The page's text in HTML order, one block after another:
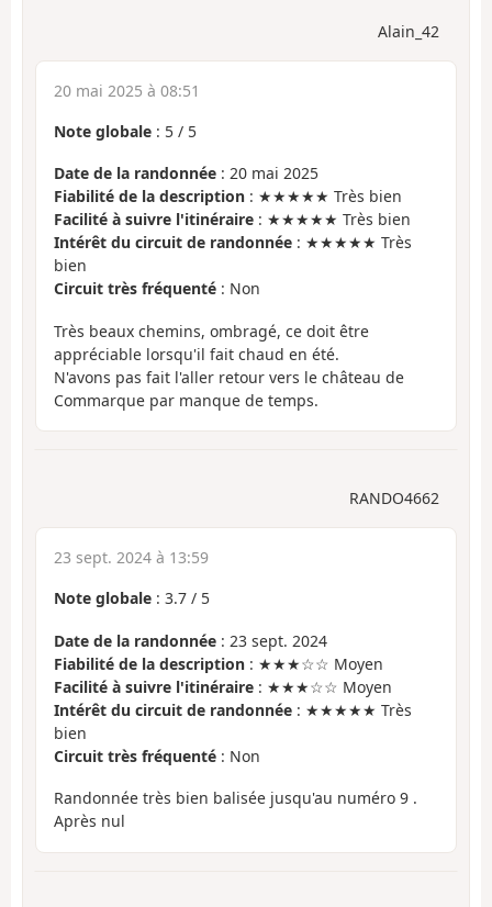
Alain_42
20 mai 2025 à 08:51
Note globale : 5 / 5
Date de la randonnée : 20 mai 2025
Fiabilité de la description : ★★★★★ Très bien
Facilité à suivre l'itinéraire : ★★★★★ Très bien
Intérêt du circuit de randonnée : ★★★★★ Très
bien
Circuit très fréquenté : Non
Très beaux chemins, ombragé, ce doit être
appréciable lorsqu'il fait chaud en été.
N'avons pas fait l'aller retour vers le château de
Commarque par manque de temps.
RANDO4662
23 sept. 2024 à 13:59
Note globale : 3.7 / 5
Date de la randonnée : 23 sept. 2024
Fiabilité de la description : ★★★☆☆ Moyen
Facilité à suivre l'itinéraire : ★★★☆☆ Moyen
Intérêt du circuit de randonnée : ★★★★★ Très
bien
Circuit très fréquenté : Non
Randonnée très bien balisée jusqu'au numéro 9 .
Après nul